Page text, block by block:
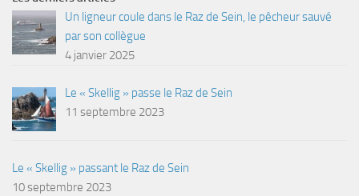
Un ligneur coule dans le Raz de Sein, le pêcheur sauvé
par son collègue
4 janvier 2025
Le « Skellig » passe le Raz de Sein
11 septembre 2023
Le « Skellig » passant le Raz de Sein
10 septembre 2023